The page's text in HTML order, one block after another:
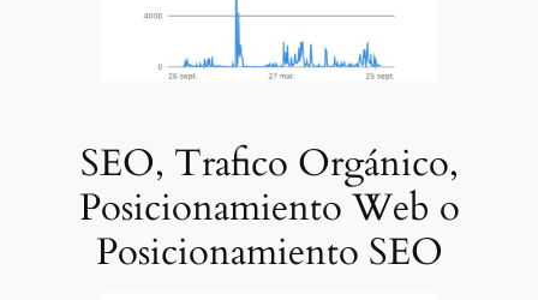
SEO, Trafico Orgánico,
Posicionamiento Web o
Posicionamiento SEO